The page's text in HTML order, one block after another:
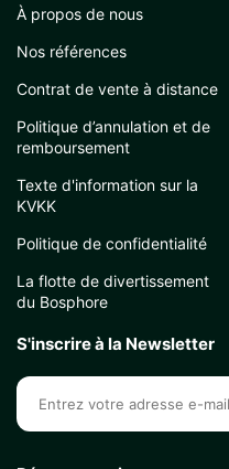
À propos de nous
Nos références
Contrat de vente à distance
Politique d’annulation et de
remboursement
Texte d'information sur la
KVKK
Politique de confidentialité
La flotte de divertissement
du Bosphore
S'inscrire à la Newsletter